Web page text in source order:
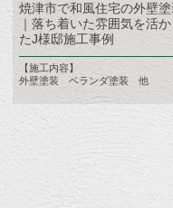
焼津市で和風住宅の外壁塗
｜落ち着いた雰囲気を活か
たJ様邸施工事例
【施工内容】
外壁塗装 ベランダ塗装 他